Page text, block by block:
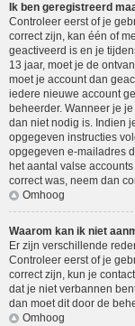
Ik ben geregistreerd
Controleer eerst of je
correct zijn, kan één of
geactiveerd is en je
13 jaar, moet je de
moet je account dan
iedere nieuwe account
beheerder. Wanneer je
dan niet nodig is. Indien
opgegeven instructies
opgegeven e-mailadres
het aantal valse
correct was, neem dan
Omhoog
Waarom kan ik niet
Er zijn verschillende
Controleer eerst of je
correct zijn, kun je
dat je niet verbannen
dan moet dit door de
Omhoog